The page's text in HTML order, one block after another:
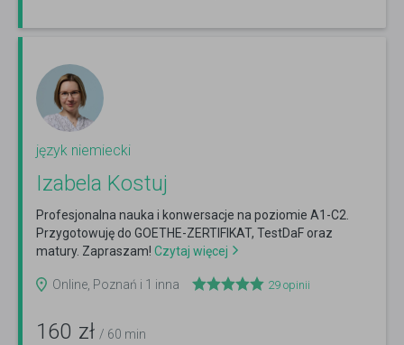
język niemiecki
Izabela Kostuj
Profesjonalna nauka i konwersacje na poziomie A1-C2.
Przygotowuję do GOETHE-ZERTIFIKAT, TestDaF oraz
matury. Zapraszam! Czytaj więcej
Online, Poznań i 1 inna 29 opinii
160 zł / 60 min